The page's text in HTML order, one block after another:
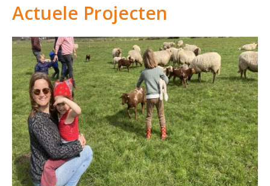
Actuele Projecten